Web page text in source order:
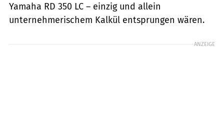
Yamaha RD 350 LC – einzig und allein
unternehmerischem Kalkül entsprungen wären.
ANZEIGE